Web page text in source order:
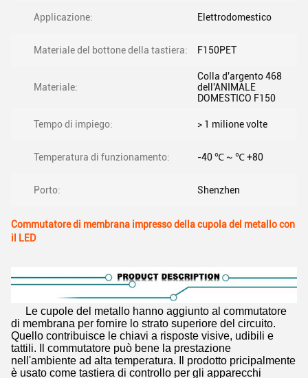
Applicazione: Elettrodomestico
Materiale del bottone della tastiera: F150PET
Materiale:
Colla d'argento 468
dell'ANIMALE
DOMESTICO F150
Tempo di impiego: > 1 milione volte
Temperatura di funzionamento: -40 ℃ ~ ℃ +80
Porto: Shenzhen
Commutatore di membrana impresso della cupola del metallo con
il LED
Le cupole del metallo hanno aggiunto al commutatore
di membrana per fornire lo strato superiore del circuito.
Quello contribuisce le chiavi a risposte visive, udibili e
tattili. Il commutatore può bene la prestazione
nell'ambiente ad alta temperatura. Il prodotto pricipalmente
è usato come tastiera di controllo per gli apparecchi